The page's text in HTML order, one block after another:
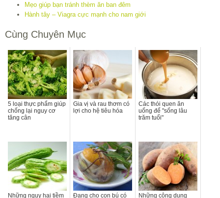
Mẹo giúp bạn tránh thèm ăn ban đêm
Hành tây – Viagra cực mạnh cho nam giới
Cùng Chuyên Mục
5 loại thực phẩm giúp
chống lại nguy cơ
tăng cân
Gia vị và rau thơm có
lợi cho hệ tiêu hóa
Các thói quen ăn
uống để "sống lâu
trăm tuổi"
Những nguy hại tiềm Đang cho con bú có Những công dụng